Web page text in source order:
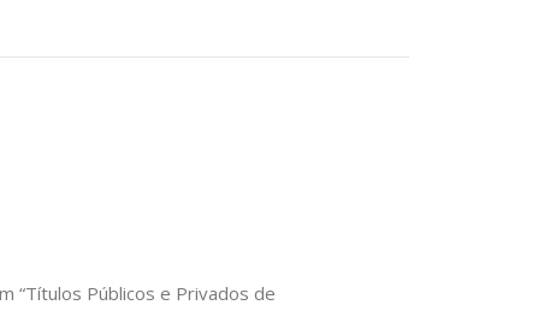
“Títulos Públicos e Privados de